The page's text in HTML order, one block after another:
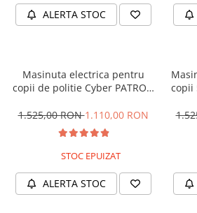
ALERTA STOC
Masinuta electrica pentru
copii de politie Cyber PATROL,
90W, 12V, Black & White
1.525,00 RON1.110,00 RON
STOC EPUIZAT
ALERTA STOC
copii